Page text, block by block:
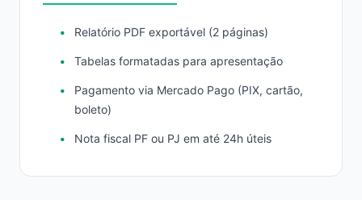
Relatório PDF exportável (2 páginas)
Tabelas formatadas para apresentação
Pagamento via Mercado Pago (PIX, cartão,
boleto)
Nota fiscal PF ou PJ em até 24h úteis